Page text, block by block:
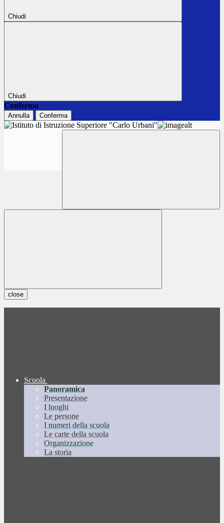
Chiudi
Chiudi
Conferma
Annulla Conferma
close
Scuola
Panoramica
Presentazione
I luoghi
Le persone
I numeri della scuola
Le carte della scuola
Organizzazione
La storia